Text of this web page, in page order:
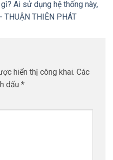
Ai sử dụng hệ thống này,
THUẬN THIÊN PHÁT
hiển thị công khai. Các
dấu *